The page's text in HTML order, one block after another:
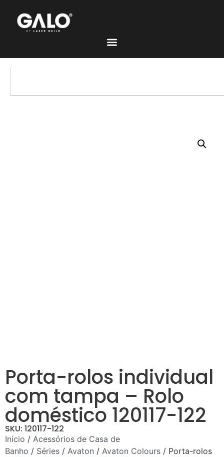
Porta-rolos individual
com tampa – Rolo
doméstico 120117-122
SKU: 120117-122
Início / Acessórios de Casa de
Banho / Séries / Avaton / Avaton Colours / Porta-rolos